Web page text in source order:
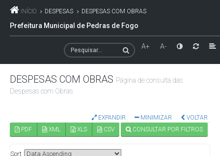
INÍCIO DESPESAS DESPESAS COM OBRAS
Prefeitura Municipal de Pedras de Fogo
A+ A-
DESPESAS COM OBRAS Página de consulta das
Despesas com Obras
EXPANDIR MINIMIZAR
VOLTAR
PDF
XML XLS CSV CONSULTAR POR FILTROS
Sort